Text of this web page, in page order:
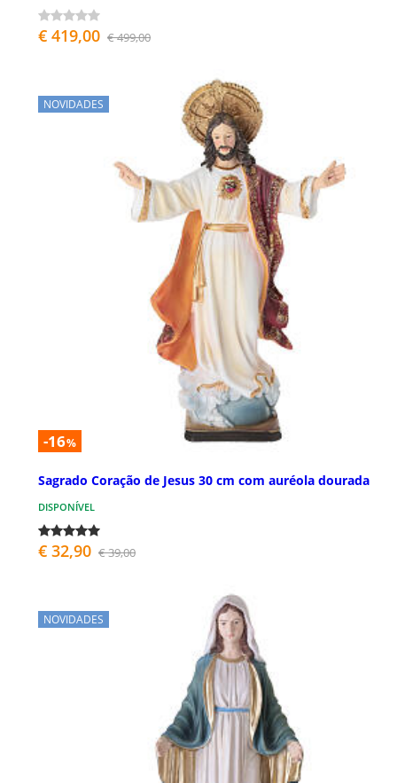
€ 419,00 € 499,00
NOVIDADES
-16%
Sagrado Coração de Jesus 30 cm com auréola dourada
DISPONÍVEL
€ 32,90 € 39,00
NOVIDADES